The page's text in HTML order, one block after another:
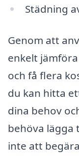
Städning
Genom att
enkelt
och få flera
du kan hitta
dina behov
behöva lägga
inte att